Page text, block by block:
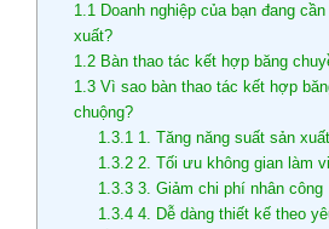
1.1Doanh nghiệp của bạn đang
xuất?
1.2Bàn thao tác kết hợp băng
1.3Vì sao bàn thao tác kết hợp
chuộng?
1.3.11. Tăng năng suất sản
1.3.22. Tối ưu không gian làm
1.3.33. Giảm chi phí nhân công
1.3.44. Dễ dàng thiết kế theo